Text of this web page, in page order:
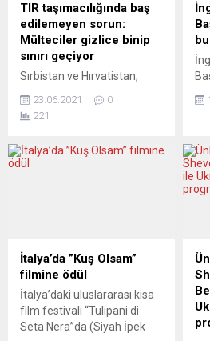
TIR taşımacılığında baş
edilemeyen sorun:
Mülteciler gizlice binip
sınırı geçiyor
Sırbistan ve Hırvatistan,
ülkeye giriş yapan
mültecilerin TIR’lara
saklanarak Batı Avrupa’ya
geçilemiyor. Taşımacılık
“mülteci sızmalarına” karşı
henüz kesin bir çözüm
şikâyetleri sürüyor. Barsan
Global Lojistik şirketinin
Almanya Genel Müdürü Ali...
23.06.2021
0
221
İtalya’da ”Kuş Olsam”
filmine ödül
İtalya’daki uluslararası kısa
film festivali “Tulipani di
Seta Nera”da (Siyah İpek